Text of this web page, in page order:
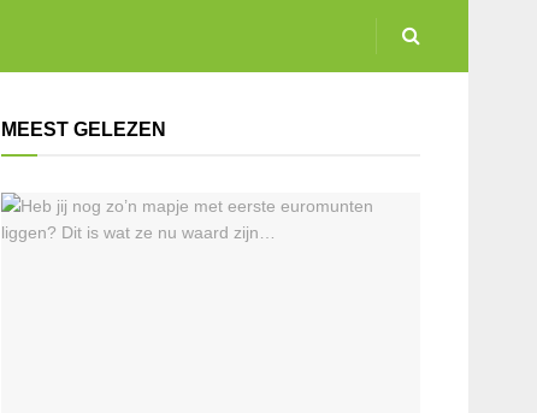
MEEST GELEZEN